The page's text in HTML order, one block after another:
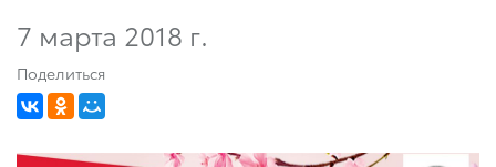
7 марта 2018 г.
Поделиться